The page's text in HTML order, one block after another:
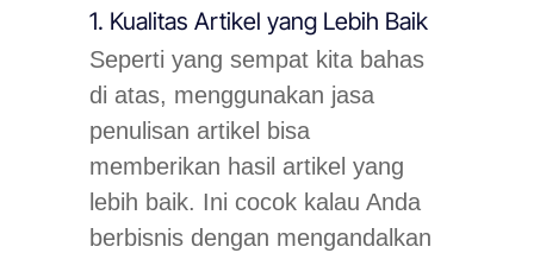
1. Kualitas Artikel yang Lebih Baik
Seperti yang sempat kita bahas
di atas, menggunakan jasa
penulisan artikel bisa
memberikan hasil artikel yang
lebih baik. Ini cocok kalau Anda
berbisnis dengan mengandalkan